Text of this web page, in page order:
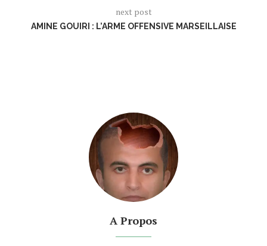
next post
AMINE GOUIRI : L’ARME OFFENSIVE MARSEILLAISE
A Propos